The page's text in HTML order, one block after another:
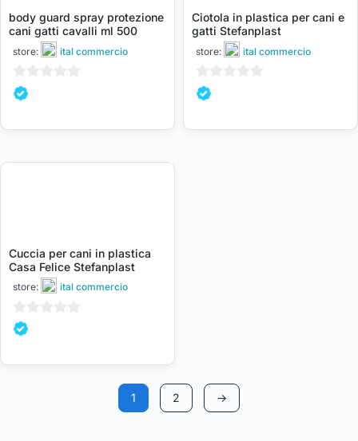
body guard spray protezione
cani gatti cavalli ml 500
store: ital commercio
0
5
Ciotola in plastica per cani e
gatti Stefanplast
store: ital commercio
0
5
Cuccia per cani in plastica
Casa Felice Stefanplast
store: ital commercio
0
5
1 2 →